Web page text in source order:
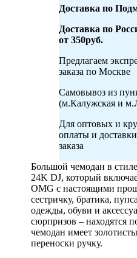
Доставка по
Доставка по
от 350руб.
Предлагаем
заказа по Москве
Самовывоз из
(м.Калужская и
Для оптовых и
оплаты и
заказа
Большой чемодан в
24K DJ, который
OMG с настоящими
сестричку, братика,
одежды, обуви и
сюрпризов – находятся
чемодан имеет
переноски ручку.